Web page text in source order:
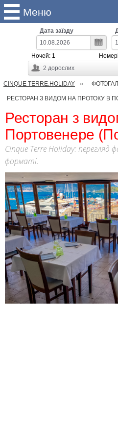
Меню
Дата заїзду
2 дорослих
Ночей: 1
CINQUE TERRE.HOLIDAY
РЕСТОРАН З ВИДОМ НА ПРОТОКУ В
Ресторан з
Портовенере
Cinque Terre Holiday: перегляд
форматі.